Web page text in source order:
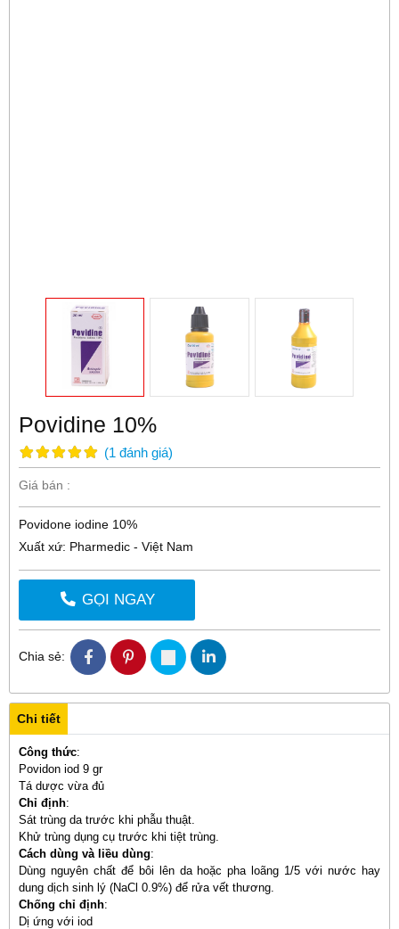
Povidine 10%
(1 đánh giá)
Giá bán :
Povidone iodine 10%
Xuất xứ: Pharmedic - Việt Nam
GỌI NGAY
Chia sẻ:
Chi tiết
Công thức:
Povidon iod 9 gr
Tá dược vừa đủ
Chỉ định:
Sát trùng da trước khi phẫu thuật.
Khử trùng dụng cụ trước khi tiệt trùng.
Cách dùng và liều dùng:
Dùng nguyên chất để bôi lên da hoặc pha loãng 1/5 với nước hay
dung dịch sinh lý (NaCl 0.9%) để rửa vết thương.
Chống chỉ định:
Dị ứng với iod